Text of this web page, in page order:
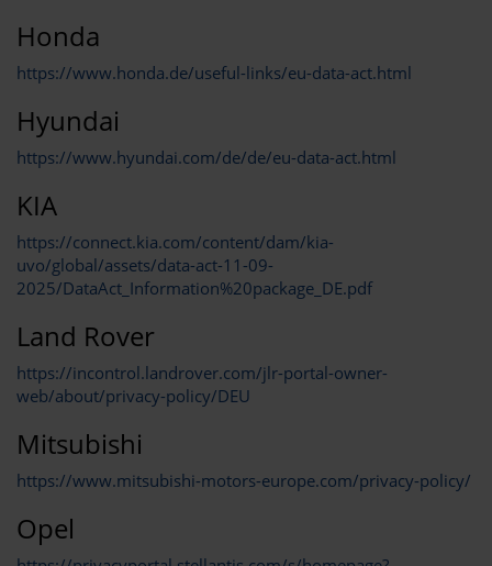
Honda
https://www.honda.de/useful-links/eu-data-act.html
Hyundai
https://www.hyundai.com/de/de/eu-data-act.html
KIA
https://connect.kia.com/content/dam/kia-
uvo/global/assets/data-act-11-09-
2025/DataAct_Information%20package_DE.pdf
Land Rover
https://incontrol.landrover.com/jlr-portal-owner-
web/about/privacy-policy/DEU
Mitsubishi
https://www.mitsubishi-motors-europe.com/privacy-policy/
Opel